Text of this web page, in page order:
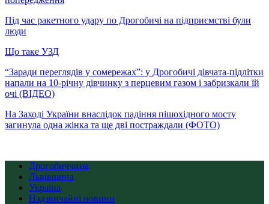
Під час ракетного удару по Дрогобичі на підприємстві були
люди
Що таке УЗД
“Заради переглядів у сомережах”: у Дрогобичі дівчата-підлітки
напали на 10-річну дівчинку з перцевим газом і забризкали їй
очі (ВІДЕО)
На Заході України внаслідок падіння пішохідного мосту
загинула одна жінка та ще дві постраждали (ФОТО)
Дрогобиччина
Львівщина
Україна
Надзвичайні новини